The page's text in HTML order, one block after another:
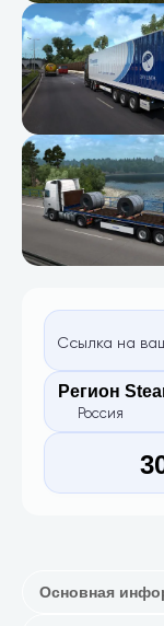
Ссылка на
Регион
Россия
Основная